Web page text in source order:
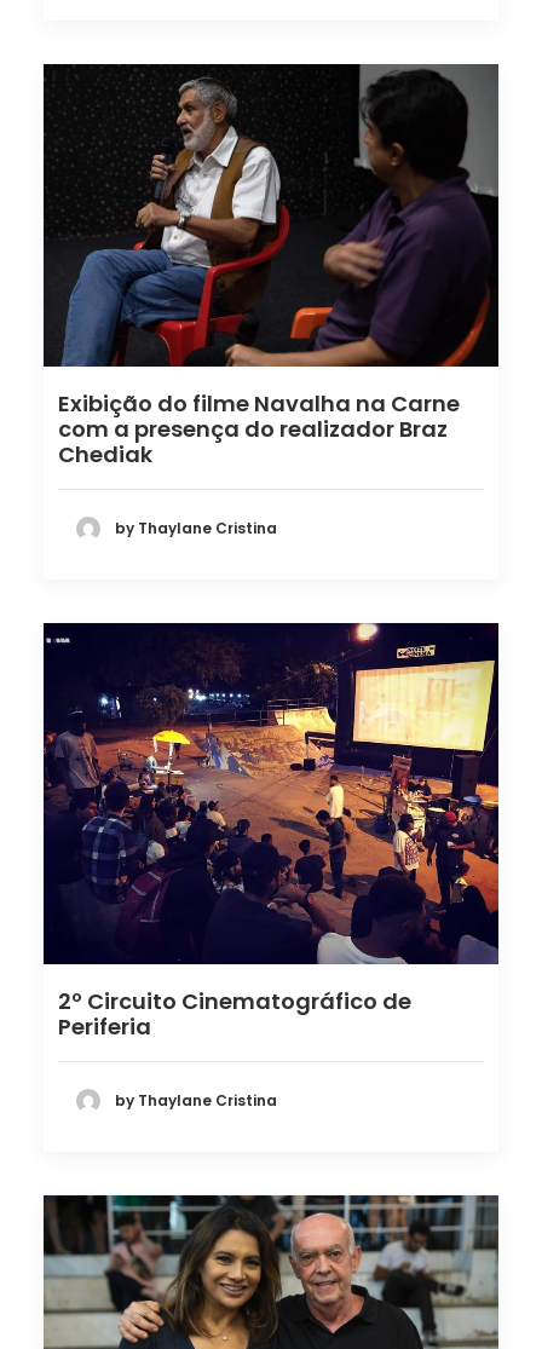
Exibição do filme Navalha na Carne
com a presença do realizador Braz
Chediak
by Thaylane Cristina
2º Circuito Cinematográfico de
Periferia
by Thaylane Cristina